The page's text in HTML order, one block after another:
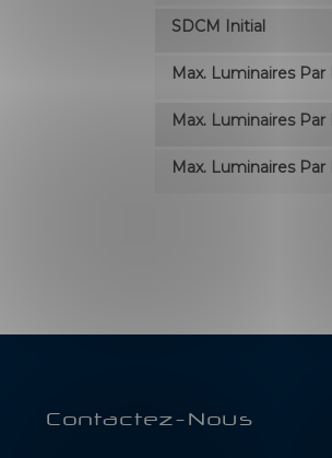
SDCM Initial
Max. Luminaires
Max. Luminaires
Max. Luminaires Par
Contactez-Nous